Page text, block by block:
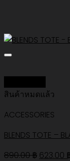
สินค้าหมดแล้ว
ACCESSORIES
BLENDS TOTE –
890.00฿ Original
623.00